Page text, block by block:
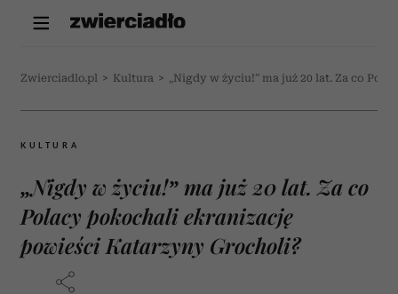
Zwierciadlo.pl > Kultura > „Nigdy w życiu!” ma już 20 lat. Za co
KULTURA
„Nigdy w życiu!” ma już 20 lat. Za co
Polacy pokochali ekranizację
powieści Katarzyny Grocholi?